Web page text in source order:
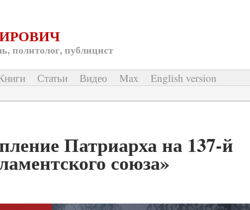
политолог, публицист
Статьи Видео Max English version
Патриарха на 137-й
союза»